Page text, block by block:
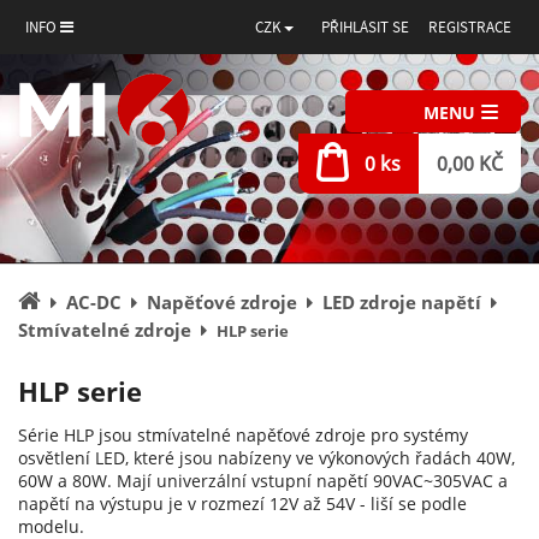
INFO CZK PŘIHLÁSIT SE REGISTRACE
MENU
0 ks 0,00 KČ
Úvodní
stránka
AC-DC Napěťové zdroje
LED zdroje napětí
Stmívatelné zdroje
HLP serie
HLP serie
Série HLP jsou stmívatelné napěťové zdroje pro systémy
osvětlení LED, které jsou nabízeny ve výkonových řadách 40W,
60W a 80W. Mají univerzální vstupní napětí 90VAC~305VAC a
napětí na výstupu je v rozmezí 12V až 54V - liší se podle
modelu.